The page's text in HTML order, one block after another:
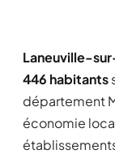
Laneuville-
446 habitants
département
économie